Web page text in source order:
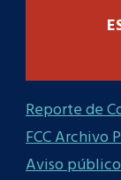
Reporte de
FCC Archivo
Aviso